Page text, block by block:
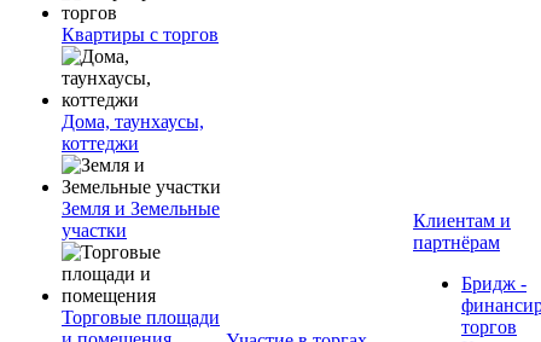
Квартиры с торгов
Дома, таунхаусы,
коттеджи
Земля и Земельные
участки
Торговые площади
Клиентам и
партнёрам
Бридж -
торгов